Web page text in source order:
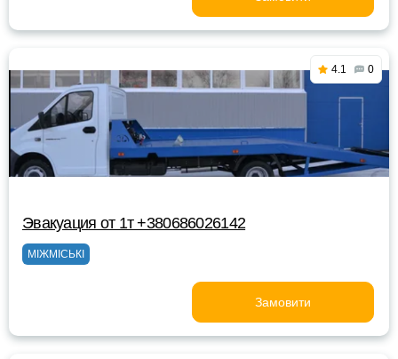
4.1 0
Эвакуация от 1т +380686026142
МІЖМІСЬКІ
Замовити